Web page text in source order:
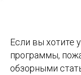
Если вы хотите
программы,
обзорными